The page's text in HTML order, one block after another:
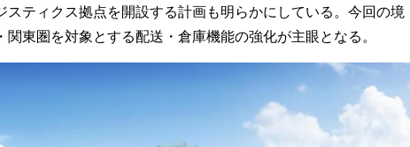
スティクス拠点を開設する計画も明らかにしている。今回の境
東圏を対象とする配送・倉庫機能の強化が主眼となる。